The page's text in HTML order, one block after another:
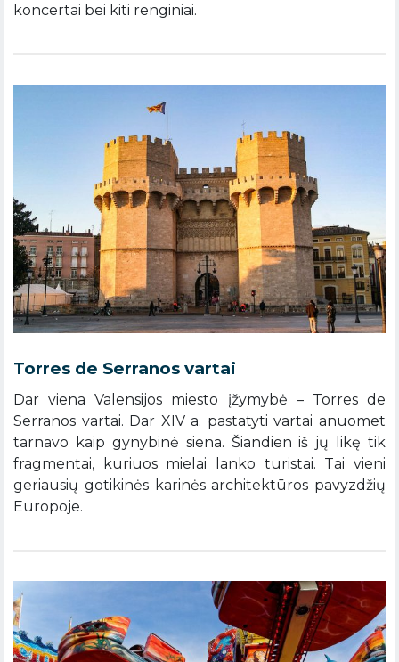
koncertai bei kiti renginiai.
Torres de Serranos vartai
Dar viena Valensijos miesto įžymybė – Torres de
Serranos vartai. Dar XIV a. pastatyti vartai anuomet
tarnavo kaip gynybinė siena. Šiandien iš jų likę tik
fragmentai, kuriuos mielai lanko turistai. Tai vieni
geriausių gotikinės karinės architektūros pavyzdžių
Europoje.